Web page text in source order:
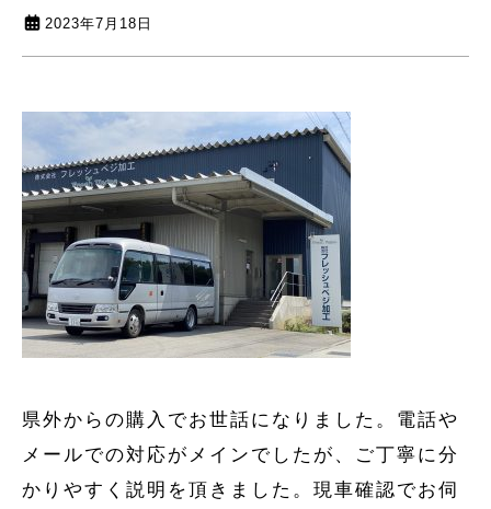
2023年7月18日
県外からの購入でお世話になりました。電話や
メールでの対応がメインでしたが、ご丁寧に分
かりやすく説明を頂きました。現車確認でお伺